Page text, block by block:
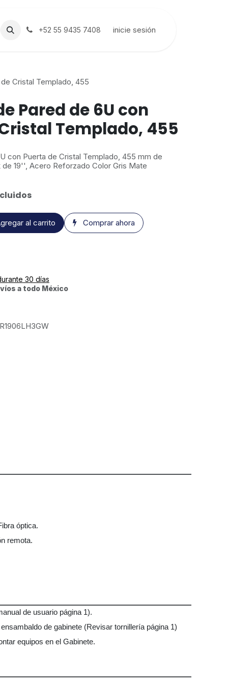
+52 55 9435 7408 inicie sesión
Cristal Templado, 455
Pared de 6U con
Templado, 455
con Puerta de Cristal Templado, 455 mm de
19'', Acero Reforzado Color Gris Mate
al carrito Comprar ahora
30 días
a todo México
óptica.
remota.
de usuario página 1).
de gabinete (Revisar tornillería página 1)
equipos en el Gabinete.